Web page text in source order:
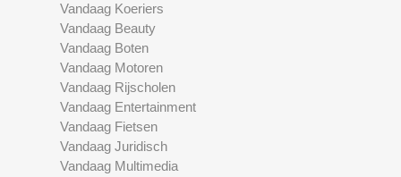
Vandaag Koeriers
Vandaag Beauty
Vandaag Boten
Vandaag Motoren
Vandaag Rijscholen
Vandaag Entertainment
Vandaag Fietsen
Vandaag Juridisch
Vandaag Multimedia